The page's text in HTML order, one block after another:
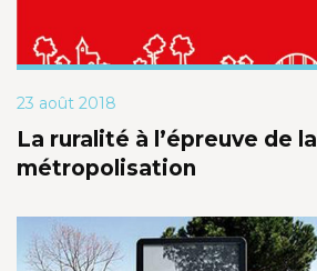
23 août 2018
La ruralité à l’épreuve de la
métropolisation